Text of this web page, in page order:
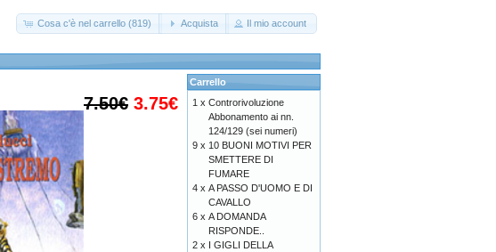
Cosa c'è nel carrello (819) Acquista Il mio account
7.50€ 3.75€
Carrello
1 x Controrivoluzione
Abbonamento ai nn.
124/129 (sei numeri)
9 x 10 BUONI MOTIVI PER
SMETTERE DI
FUMARE
4 x A PASSO D'UOMO E DI
CAVALLO
6 x A DOMANDA
RISPONDE..
2 x I GIGLI DELLA